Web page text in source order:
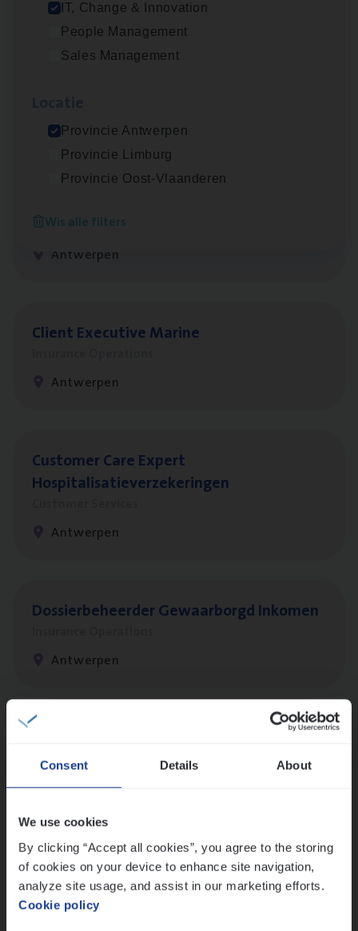
Consent Details About
We use cookies
By clicking “Accept all cookies”, you agree to the storing
of cookies on your device to enhance site navigation,
analyze site usage, and assist in our marketing efforts.
Cookie policy
IT, Change & Innovation
People Management
Sales Management
Provincie Antwerpen
Provincie Limburg
Provincie Oost-Vlaanderen
Wis alle filters
Advisor/​Configuratie ana­lyst Part­ner in
Beveren
Claims Management
Antwerpen
Client Exe­cu­ti­ve Marine
Antwerpen
Cus­to­mer Care Expert
Hospitalisatieverzekeringen
Antwerpen
Dos­sier­be­heer­der Gewaar­borgd Inkomen
Antwerpen
Dos­sier­be­heer­der Onder­ne­min­gen Van­b­
re­da Huys­mans — Mechelen
Dos­sier­be­heer­der Pro­per­ty verzekeringen
Insurance Operations